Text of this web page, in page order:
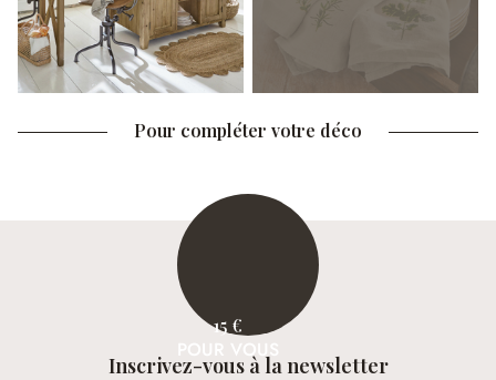
Pour compléter votre déco
15 €
POUR VOUS
Inscrivez-vous à la newsletter